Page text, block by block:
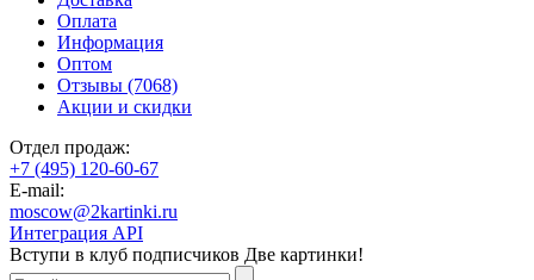
Оплата
Информация
Оптом
Отзывы (7068)
Акции и скидки
Отдел продаж:
+7 (495) 120-60-67
E-mail:
moscow@2kartinki.ru
Интеграция API
Вступи в клуб подписчиков Две картинки!